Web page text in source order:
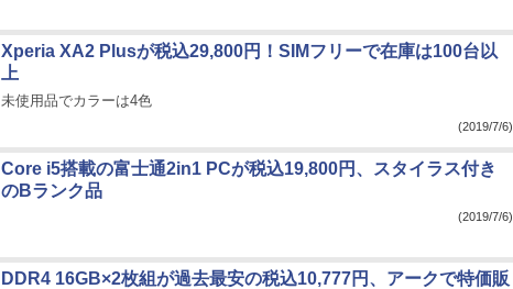
Xperia XA2 Plusが税込29,800円！SIMフリーで在庫は100台以
上
未使用品でカラーは4色
(2019/7/6)
Core i5搭載の富士通2in1 PCが税込19,800円、スタイラス付き
のBランク品
(2019/7/6)
DDR4 16GB×2枚組が過去最安の税込10,777円、アークで特価販